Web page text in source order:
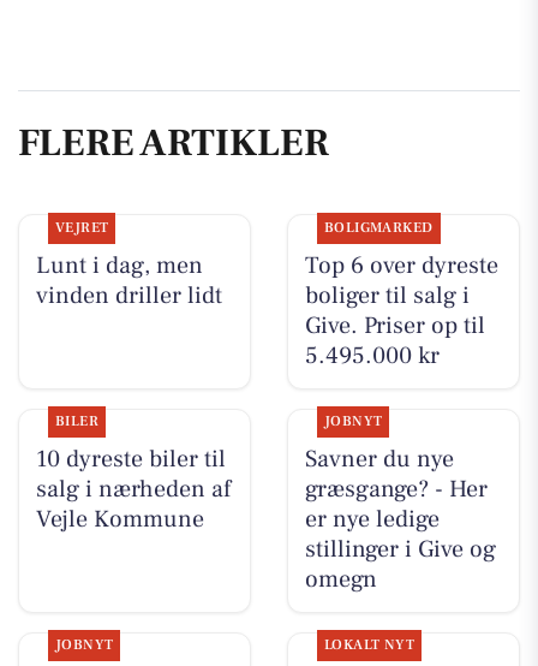
FLERE ARTIKLER
VEJRET
Lunt i dag, men
vinden driller lidt
BOLIGMARKED
Top 6 over dyreste
boliger til salg i
Give. Priser op til
5.495.000 kr
BILER
10 dyreste biler til
salg i nærheden af
Vejle Kommune
JOBNYT
Savner du nye
græsgange? - Her
er nye ledige
stillinger i Give og
omegn
JOBNYT LOKALT NYT